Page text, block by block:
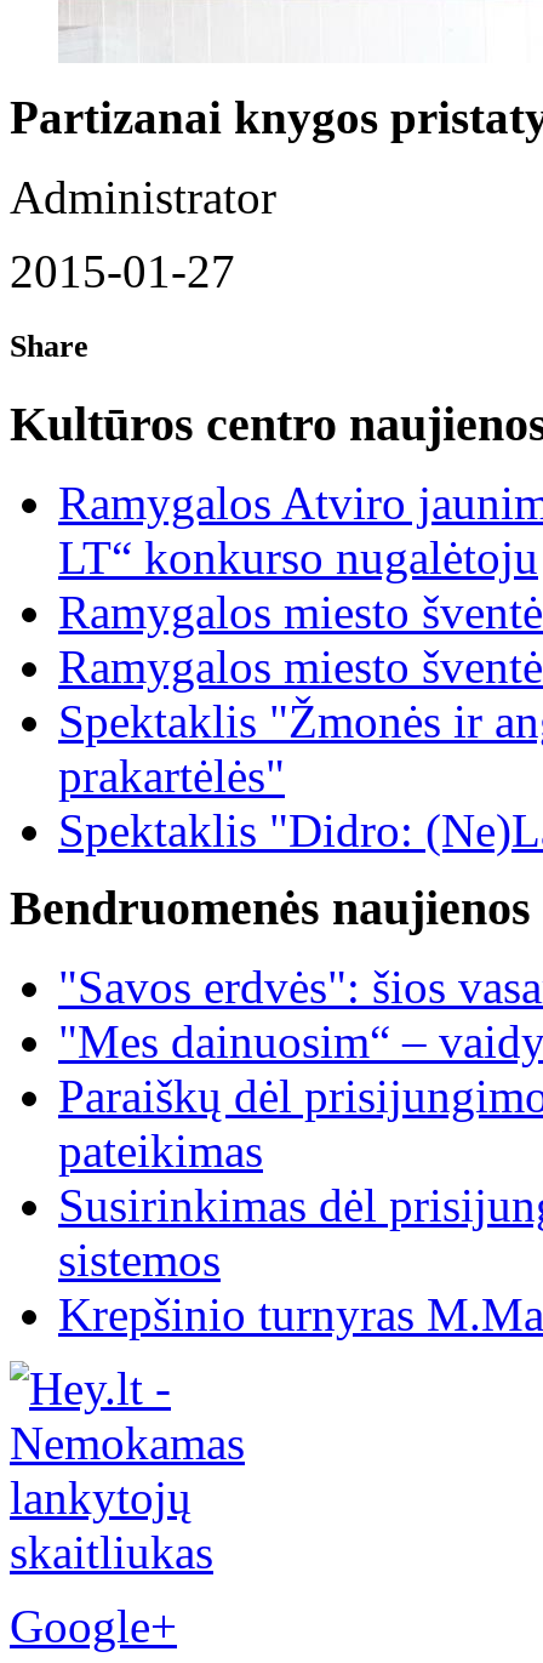
Partizanai knygos
Administrator
2015-01-27
Share
Kultūros centro
Ramygalos Atviro
LT“ konkurso nugalėtoju
Ramygalos miesto šventė
Ramygalos miesto šventė
Spektaklis "Žmonės ir
prakartėlės"
Spektaklis "Didro:
Bendruomenės naujienos
"Savos erdvės": šios
"Mes dainuosim“ –
Paraiškų dėl
pateikimas
Susirinkimas dėl
sistemos
Krepšinio turnyras
Google+